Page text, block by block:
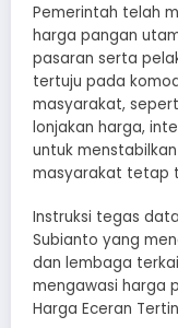
Pemerintah telah
harga pangan
pasaran serta
tertuju pada
masyarakat,
lonjakan harga,
untuk
masyarakat tetap
Instruksi tegas
Subianto yang
dan lembaga
mengawasi harga
Harga Eceran